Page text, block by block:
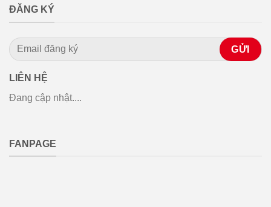
ĐĂNG KÝ
LIÊN HỆ
Đang cập nhật....
FANPAGE